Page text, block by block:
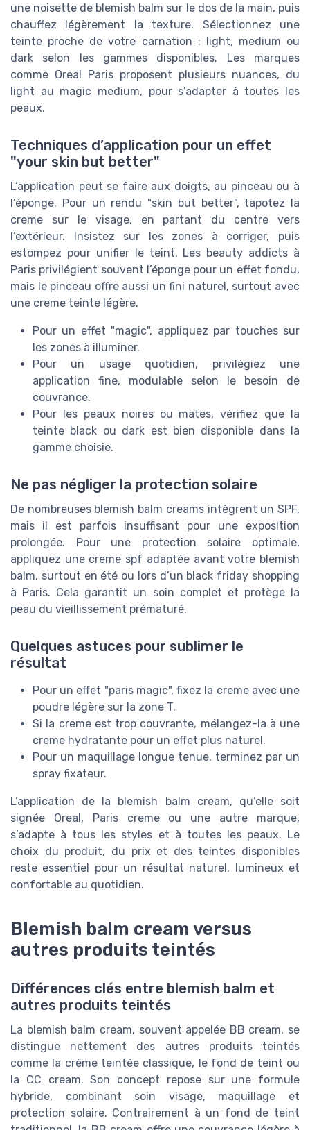
une noisette de blemish balm sur le dos de la main, puis
chauffez légèrement la texture. Sélectionnez une
teinte proche de votre carnation : light, medium ou
dark selon les gammes disponibles. Les marques
comme Oreal Paris proposent plusieurs nuances, du
light au magic medium, pour s’adapter à toutes les
peaux.
Techniques d’application pour un effet
"your skin but better"
L’application peut se faire aux doigts, au pinceau ou à
l’éponge. Pour un rendu "skin but better", tapotez la
creme sur le visage, en partant du centre vers
l’extérieur. Insistez sur les zones à corriger, puis
estompez pour unifier le teint. Les beauty addicts à
Paris privilégient souvent l’éponge pour un effet fondu,
mais le pinceau offre aussi un fini naturel, surtout avec
une creme teinte légère.
Pour un effet "magic", appliquez par touches sur
les zones à illuminer.
Pour un usage quotidien, privilégiez une
application fine, modulable selon le besoin de
couvrance.
Pour les peaux noires ou mates, vérifiez que la
teinte black ou dark est bien disponible dans la
gamme choisie.
Ne pas négliger la protection solaire
De nombreuses blemish balm creams intègrent un SPF,
mais il est parfois insuffisant pour une exposition
prolongée. Pour une protection solaire optimale,
appliquez une creme spf adaptée avant votre blemish
balm, surtout en été ou lors d’un black friday shopping
à Paris. Cela garantit un soin complet et protège la
peau du vieillissement prématuré.
Quelques astuces pour sublimer le
résultat
Pour un effet "paris magic", fixez la creme avec une
poudre légère sur la zone T.
Si la creme est trop couvrante, mélangez-la à une
creme hydratante pour un effet plus naturel.
Pour un maquillage longue tenue, terminez par un
spray fixateur.
L’application de la blemish balm cream, qu’elle soit
signée Oreal, Paris creme ou une autre marque,
s’adapte à tous les styles et à toutes les peaux. Le
choix du produit, du prix et des teintes disponibles
reste essentiel pour un résultat naturel, lumineux et
confortable au quotidien.
Blemish balm cream versus
autres produits teintés
Différences clés entre blemish balm et
autres produits teintés
La blemish balm cream, souvent appelée BB cream, se
distingue nettement des autres produits teintés
comme la crème teintée classique, le fond de teint ou
la CC cream. Son concept repose sur une formule
hybride, combinant soin visage, maquillage et
protection solaire. Contrairement à un fond de teint